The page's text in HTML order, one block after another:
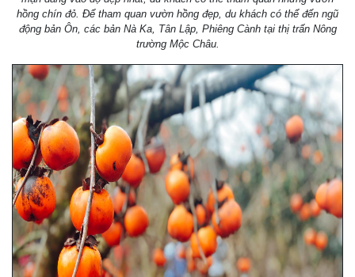
hồng chín đỏ. Để tham quan vườn hồng đẹp, du khách có thể đến ngũ
động bản Ôn, các bản Nà Ka, Tân Lập, Phiêng Cành tại thị trấn Nông
trường Mộc Châu.